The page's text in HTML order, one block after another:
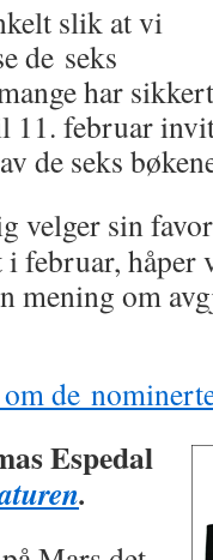
slik at vi
de seks
har
11. februar
de seks
velger sin
håper
mening om
de
Espedal
.